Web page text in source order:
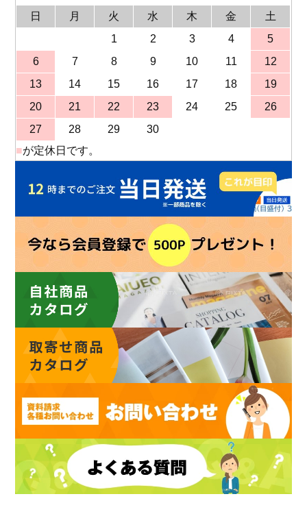
日
月 火 水 木 金
土
1
2 3 4
5
6
7 8 9 10 11
12
13
14 15 16 17 18
19
20
21 22 23 24 25
26
27
28 29
30
■が定休日です。